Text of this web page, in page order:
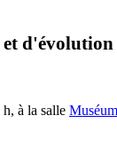
à la salle